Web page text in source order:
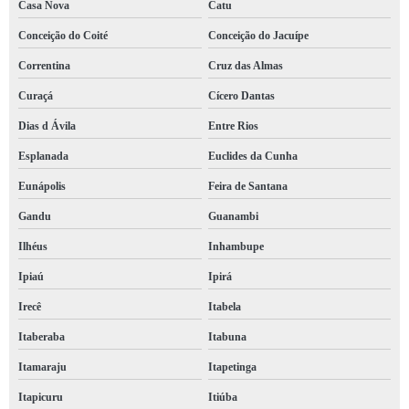
segurança trabalho Casa Nova
segurança trabalho ltcat Riacho de Santana
segurança trabalho ppra Nordeste de Amaralina
segurança do trabalho pcmso orçamento Pernambués
qual o valor de segurança trabalho São Sebastião do Passé
cotação de segurança do trabalho pgr Barreiras
segurança e saúde do trabalho orçamento Ladeira do Gales
segurança do trabalho linha de vida preço Bahia
segurança e saúde do trabalho preço Remanso
cotação de segurança trabalho ppra Itapuã
qual o valor de segurança do trabalho linha de vida Xique-Xique
Casa Nova Catu
Conceição do Coité Conceição do Jacuípe
Correntina Cruz das Almas
Curaçá Cícero Dantas
Dias d Ávila Entre Rios
Esplanada Euclides da Cunha
Eunápolis Feira de Santana
Gandu Guanambi
Ilhéus Inhambupe
Ipiaú Ipirá
Irecê Itabela
Itaberaba Itabuna
Itamaraju Itapetinga
Itapicuru Itiúba